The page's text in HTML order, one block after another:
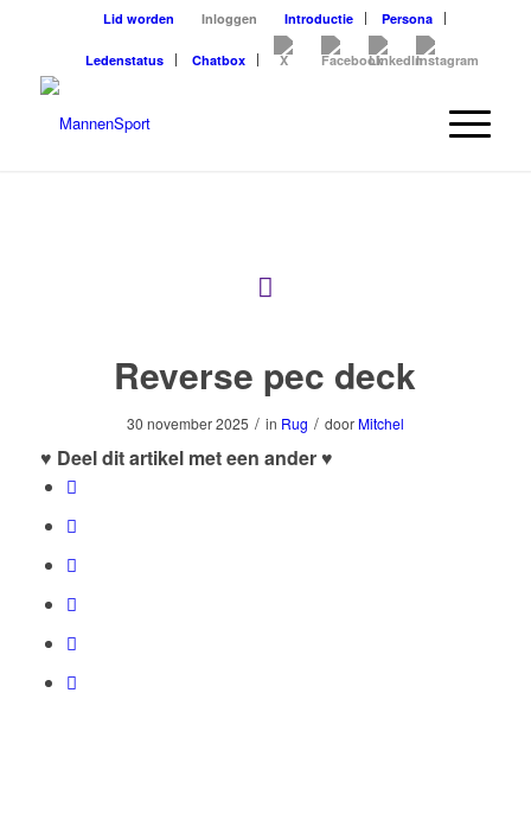
Lid worden Inloggen Introductie Persona
Ledenstatus Chatbox
Reverse pec deck
30 november 2025 / in Rug / door Mitchel
♥ Deel dit artikel met een ander ♥